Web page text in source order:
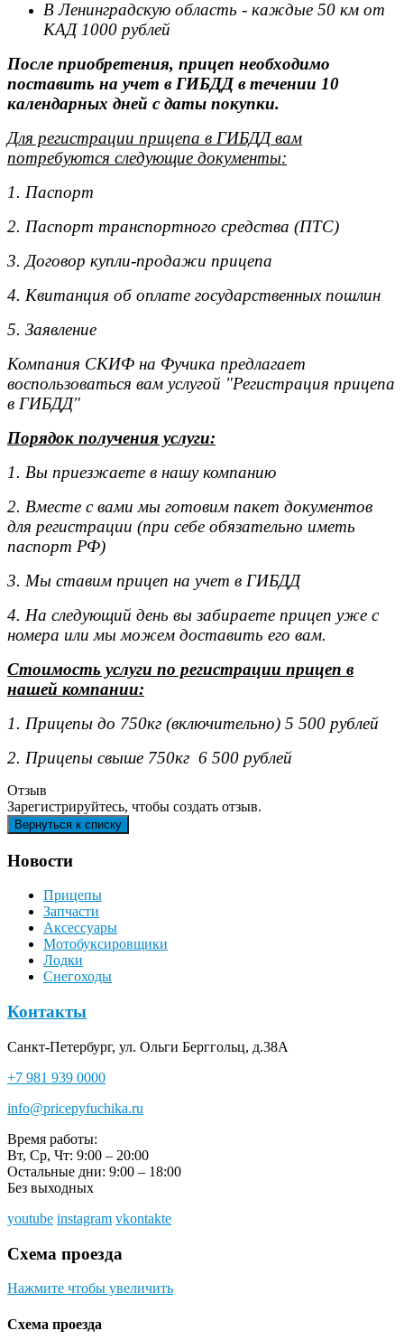
В Ленинградскую область - каждые 50 км от
КАД 1000 рублей
После приобретения, прицеп необходимо
поставить на учет в ГИБДД в течении 10
календарных дней с даты покупки.
Для регистрации прицепа в ГИБДД вам
потребуются следующие документы:
1. Паспорт
2. Паспорт транспортного средства (ПТС)
3. Договор купли-продажи прицепа
4. Квитанция об оплате государственных пошлин
5. Заявление
Компания СКИФ на Фучика предлагает
воспользоваться вам услугой "Регистрация прицепа
в ГИБДД"
Порядок получения услуги:
1. Вы приезжаете в нашу компанию
2. Вместе с вами мы готовим пакет документов
для регистрации (при себе обязательно иметь
паспорт РФ)
3. Мы ставим прицеп на учет в ГИБДД
4. На следующий день вы забираете прицеп уже с
номера или мы можем доставить его вам.
Стоимость услуги по регистрации прицеп в
нашей компании:
1. Прицепы до 750кг (включительно) 5 500 рублей
2. Прицепы свыше 750кг 6 500 рублей
Отзыв
Зарегистрируйтесь, чтобы создать отзыв.
Новости
Прицепы
Запчасти
Аксессуары
Мотобуксировщики
Лодки
Снегоходы
Контакты
Санкт-Петербург, ул. Ольги Берггольц, д.38А
+7 981 939 0000
info@pricepyfuchika.ru
Время работы:
Вт, Ср, Чт: 9:00 – 20:00
Остальные дни: 9:00 – 18:00
Без выходных
youtube instagram vkontakte
Схема проезда
Нажмите чтобы увеличить
Схема проезда